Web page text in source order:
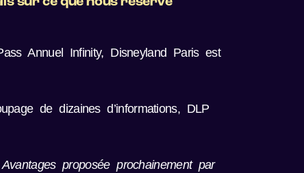
Annuel Infinity, Disneyland Paris est
de dizaines d’informations, DLP
proposée prochainement par